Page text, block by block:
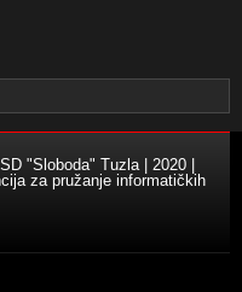
"Sloboda" Tuzla | 2020 |
za pružanje informatičkih